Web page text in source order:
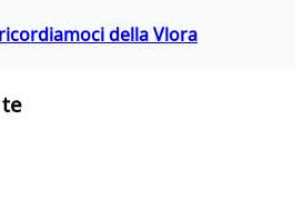
della Vlora